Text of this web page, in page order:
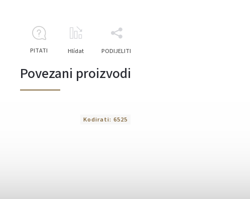
PITATI Hlídat PODIJELITI
Povezani proizvodi
Kodirati: 6525